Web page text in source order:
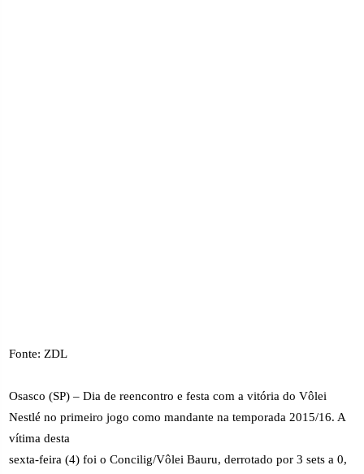
Fonte: ZDL
Osasco (SP) – Dia de reencontro e festa com a vitória do Vôlei
Nestlé no primeiro jogo como mandante na temporada 2015/16. A
vítima desta
sexta-feira (4) foi o Concilig/Vôlei Bauru, derrotado por 3 sets a 0,